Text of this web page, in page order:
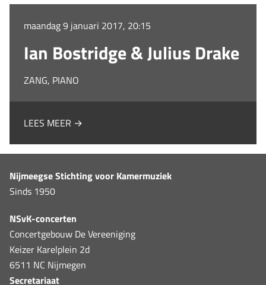
maandag 9 januari 2017, 20:15
Ian Bostridge & Julius Drake
ZANG, PIANO
LEES MEER →
Nijmeegse Stichting voor Kamermuziek
Sinds 1950
NSvK-concerten
Concertgebouw De Vereeniging
Keizer Karelplein 2d
6511 NC Nijmegen
Secretariaat